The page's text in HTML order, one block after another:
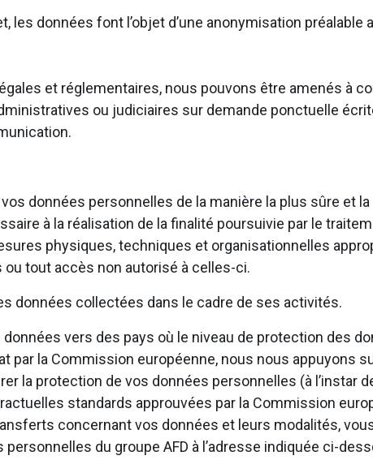
les données font l’objet d’une anonymisation préalable
et réglementaires, nous pouvons être amenés à
ou judiciaires sur demande ponctuelle
données personnelles de la manière la plus sûre et la
à la réalisation de la finalité poursuivie par le
physiques, techniques et organisationnelles
tout accès non autorisé à celles-ci.
données collectées dans le cadre de ses activités.
vers des pays où le niveau de protection des
par la Commission européenne, nous nous appuyons
la protection de vos données personnelles (à l’instar
standards approuvées par la Commission
concernant vos données et leurs modalités,
du groupe AFD à l’adresse indiquée ci-